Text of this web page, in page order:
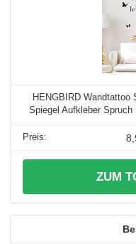
HENGBIRD Wandtattoo
Spiegel Aufkleber Spruch
ZUM